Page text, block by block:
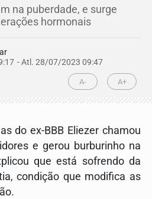
na puberdade, e surge
hormonais
- Atl. 28/07/2023 09:47
A- A+
do ex-BBB Eliezer chamou
e gerou burburinho na
que está sofrendo da
condição que modifica as